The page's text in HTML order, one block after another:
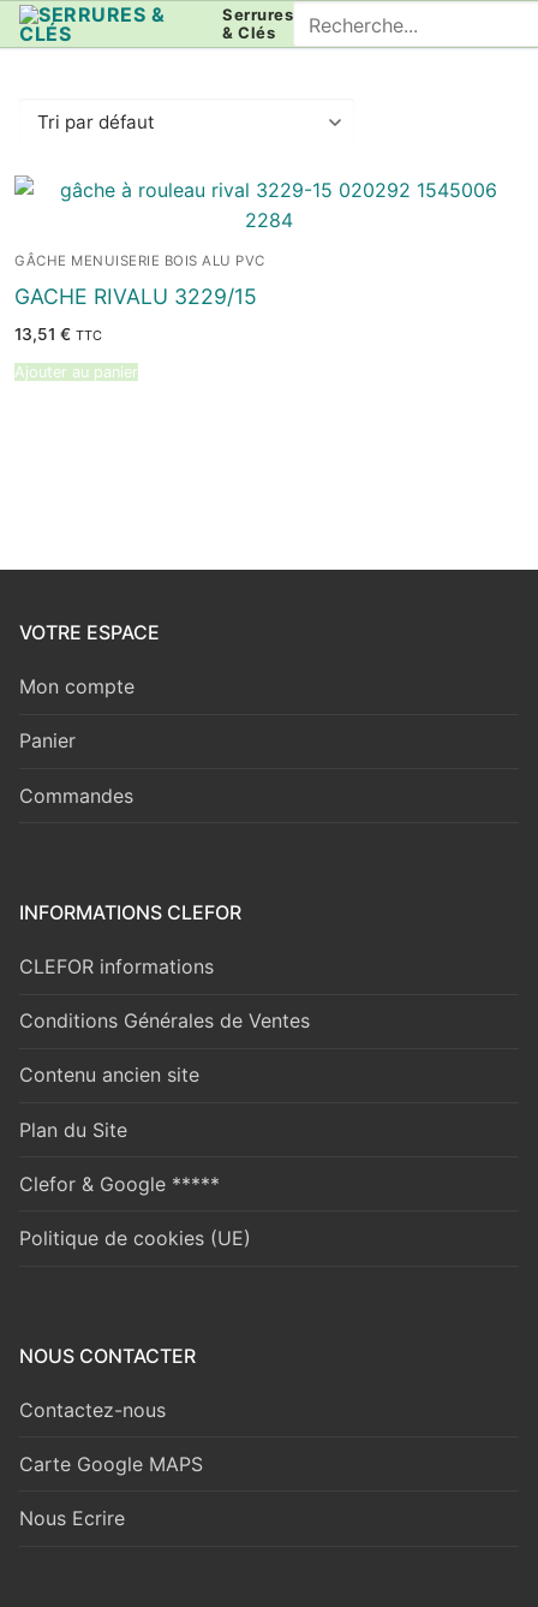
Aller
au
Serrures
& Clés
Rechercher
:
GÂCHE MENUISERIE BOIS ALU PVC
GACHE RIVALU 3229/15
13,51 € TTC
Ajouter au panier
VOTRE ESPACE
Mon compte
Panier
Commandes
INFORMATIONS CLEFOR
CLEFOR informations
Conditions Générales de Ventes
Contenu ancien site
Plan du Site
Clefor & Google *****
Politique de cookies (UE)
NOUS CONTACTER
Contactez-nous
Carte Google MAPS
Nous Ecrire